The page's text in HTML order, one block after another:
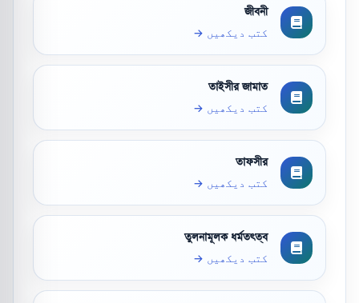
জীবনী
کتب دیکھیں →
তাইসীর জামাত
کتب دیکھیں →
তাফসীর
کتب دیکھیں →
তুলনামূলক ধর্মতত্ত্ব
کتب دیکھیں →